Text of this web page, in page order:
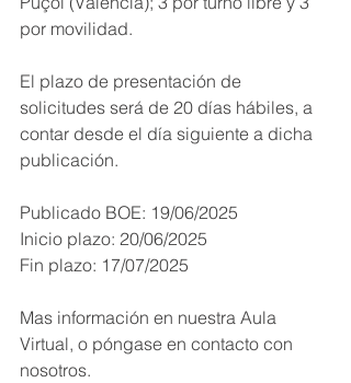
por movilidad.
El plazo de presentación de
solicitudes será de 20 días hábiles, a
contar desde el día siguiente a dicha
publicación.
Publicado BOE: 19/06/2025
Inicio plazo: 20/06/2025
Fin plazo: 17/07/2025
Mas información en nuestra Aula
Virtual, o póngase en contacto con
nosotros.